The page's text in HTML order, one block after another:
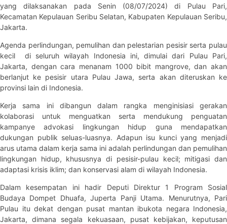
yang dilaksanakan pada Senin (08/07/2024) di Pulau Pari,
Kecamatan Kepulauan Seribu Selatan, Kabupaten Kepulauan Seribu,
Jakarta.
Agenda perlindungan, pemulihan dan pelestarian pesisir serta pulau
kecil di seluruh wilayah Indonesia ini, dimulai dari Pulau Pari,
Jakarta, dengan cara menanam 1000 bibit mangrove, dan akan
berlanjut ke pesisir utara Pulau Jawa, serta akan diteruskan ke
provinsi lain di Indonesia.
Kerja sama ini dibangun dalam rangka menginisiasi gerakan
kolaborasi untuk menguatkan serta mendukung penguatan
kampanye advokasi lingkungan hidup guna mendapatkan
dukungan publik seluas-luasnya. Adapun isu kunci yang menjadi
arus utama dalam kerja sama ini adalah perlindungan dan pemulihan
lingkungan hidup, khususnya di pesisir-pulau kecil; mitigasi dan
adaptasi krisis iklim; dan konservasi alam di wilayah Indonesia.
Dalam kesempatan ini hadir Deputi Direktur 1 Program Sosial
Budaya Dompet Dhuafa, Juperta Panji Utama. Menurutnya, Pari
Pulau itu dekat dengan pusat mantan ibukota negara Indonesia,
Jakarta, dimana segala kekuasaan, pusat kebijakan, keputusan